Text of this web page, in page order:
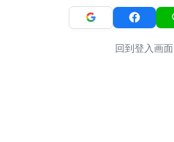
回到登入画面